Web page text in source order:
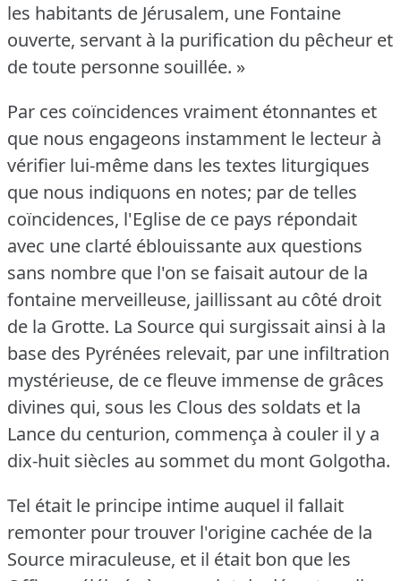
les habitants de Jérusalem, une Fontaine
ouverte, servant à la purification du pêcheur et
de toute personne souillée. »
Par ces coïncidences vraiment étonnantes et
que nous engageons instamment le lecteur à
vérifier lui-même dans les textes liturgiques
que nous indiquons en notes; par de telles
coïncidences, l'Eglise de ce pays répondait
avec une clarté éblouissante aux questions
sans nombre que l'on se faisait autour de la
fontaine merveilleuse, jaillissant au côté droit
de la Grotte. La Source qui surgissait ainsi à la
base des Pyrénées relevait, par une infiltration
mystérieuse, de ce fleuve immense de grâces
divines qui, sous les Clous des soldats et la
Lance du centurion, commença à couler il y a
dix-huit siècles au sommet du mont Golgotha.
Tel était le principe intime auquel il fallait
remonter pour trouver l'origine cachée de la
Source miraculeuse, et il était bon que les